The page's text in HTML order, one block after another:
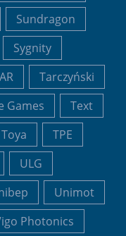
Sundragon
Sygnity
Tarczyński
Games
Text
Toya
TPE
ULG
Unimot
Photonics